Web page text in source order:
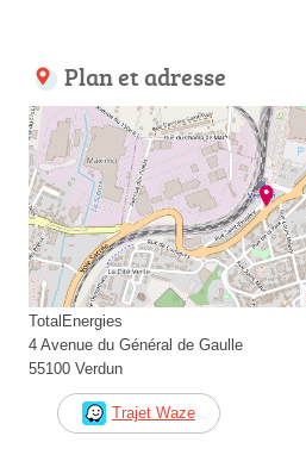
Plan et adresse
TotalEnergies
4 Avenue du Général de Gaulle
55100 Verdun
Trajet Waze